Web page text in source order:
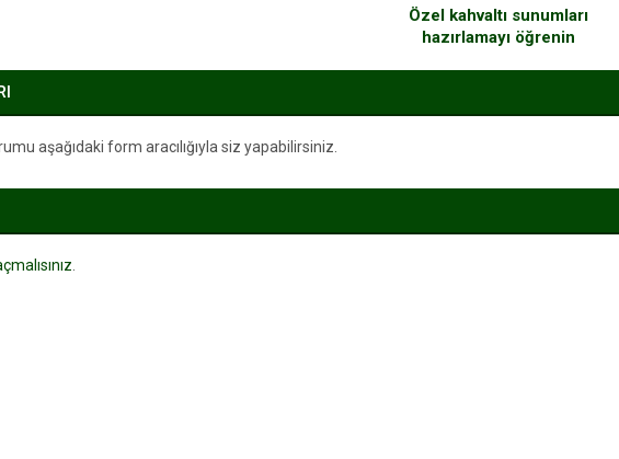
Özel kahvaltı sunumları
hazırlamayı öğrenin
aşağıdaki form aracılığıyla siz yapabilirsiniz.